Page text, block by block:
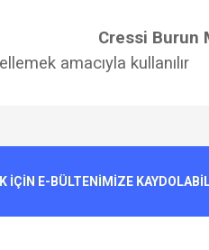
Cressi Burun
amacıyla kullanılır
İÇİN E-BÜLTENİMİZE